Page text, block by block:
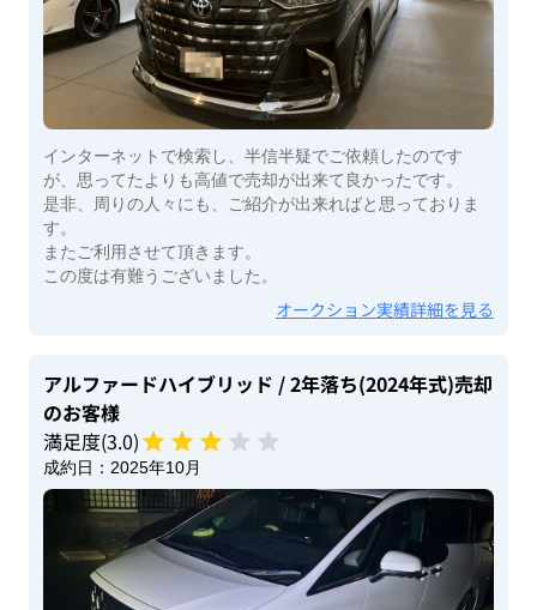
インターネットで検索し、半信半疑でご依頼したのです
が、思ってたよりも高値で売却が出来て良かったです。
是非、周りの人々にも、ご紹介が出来ればと思っておりま
す。
またご利用させて頂きます。
この度は有難うございました。
オークション実績詳細を見る
アルファードハイブリッド / 2年落ち(2024年式)売却
のお客様
満足度(3.0)
成約日： 2025年10月